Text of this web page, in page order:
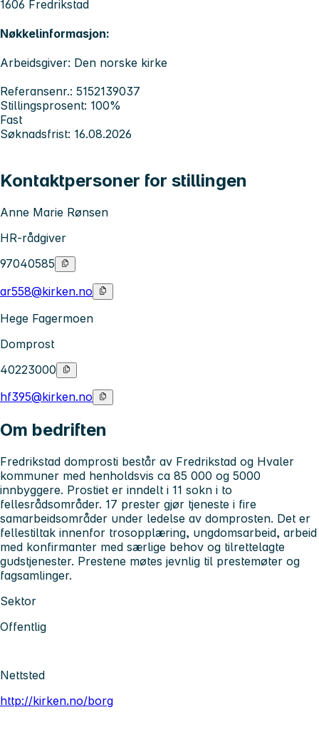
1606 Fredrikstad
Nøkkelinformasjon:
Arbeidsgiver: Den norske kirke
Referansenr.: 5152139037
Stillingsprosent: 100%
Fast
Søknadsfrist: 16.08.2026
Kontaktpersoner for stillingen
Anne Marie Rønsen
HR-rådgiver
97040585
ar558@kirken.no
Hege Fagermoen
Domprost
40223000
hf395@kirken.no
Om bedriften
Fredrikstad domprosti består av Fredrikstad og Hvaler
kommuner med henholdsvis ca 85 000 og 5000
innbyggere. Prostiet er inndelt i 11 sokn i to
fellesrådsområder. 17 prester gjør tjeneste i fire
samarbeidsområder under ledelse av domprosten. Det er
fellestiltak innenfor trosopplæring, ungdomsarbeid, arbeid
med konfirmanter med særlige behov og tilrettelagte
gudstjenester. Prestene møtes jevnlig til prestemøter og
fagsamlinger.
Sektor
Offentlig
Nettsted
http://kirken.no/borg